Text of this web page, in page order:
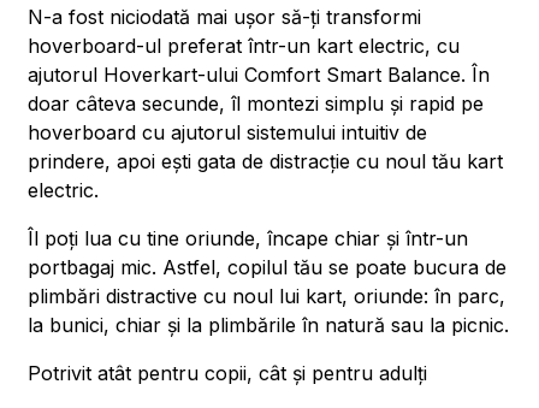
N-a fost niciodată mai ușor să-ți transformi
hoverboard-ul preferat într-un kart electric, cu
ajutorul Hoverkart-ului Comfort Smart Balance. În
doar câteva secunde, îl montezi simplu și rapid pe
hoverboard cu ajutorul sistemului intuitiv de
prindere, apoi ești gata de distracție cu noul tău kart
electric.
Îl poți lua cu tine oriunde, încape chiar și într-un
portbagaj mic. Astfel, copilul tău se poate bucura de
plimbări distractive cu noul lui kart, oriunde: în parc,
la bunici, chiar și la plimbările în natură sau la picnic.
Potrivit atât pentru copii, cât și pentru adulți